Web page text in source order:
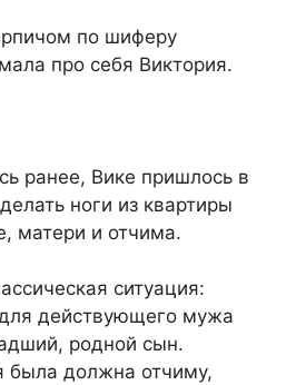
по шиферу
про себя Виктория.
ранее, Вике пришлось в
ноги из квартиры
матери и отчима.
ситуация:
действующего мужа
родной сын.
была должна отчиму,